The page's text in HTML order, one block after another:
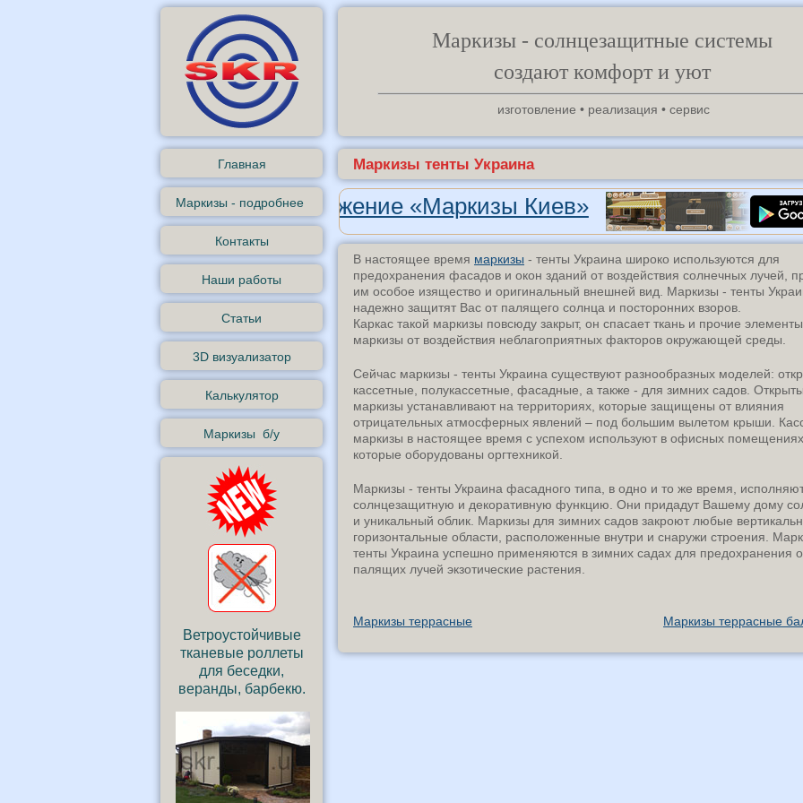
Маркизы - солнцезащитные системы
создают комфорт и уют
изготовление • реализация • сервис
Главная
Маркизы - подробнее
Контакты
Наши работы
Статьи
3D визуализатор
Калькулятор
Маркизы б/у
Ветроустойчивые
тканевые роллеты
для беседки,
веранды, барбекю.
Маркизы тенты Украина
Андроид-приложение «Маркизы Киев»
В настоящее время маркизы - тенты Украина широко используются для
предохранения фасадов и окон зданий от воздействия солнечных лучей,
им особое изящество и оригинальный внешней вид. Маркизы - тенты
надежно защитят Вас от палящего солнца и посторонних взоров.
Каркас такой маркизы повсюду закрыт, он спасает ткань и прочие элементы
маркизы от воздействия неблагоприятных факторов окружающей среды.
Сейчас маркизы - тенты Украина существуют разнообразных моделей:
кассетные, полукассетные, фасадные, а также - для зимних садов.
маркизы устанавливают на территориях, которые защищены от влияния
отрицательных атмосферных явлений – под большим вылетом крыши.
маркизы в настоящее время с успехом используют в офисных помещениях,
которые оборудованы оргтехникой.
Маркизы - тенты Украина фасадного типа, в одно и то же время,
солнцезащитную и декоративную функцию. Они придадут Вашему дому
и уникальный облик. Маркизы для зимних садов закроют любые
горизонтальные области, расположенные внутри и снаружи строения.
тенты Украина успешно применяются в зимних садах для предохранения
палящих лучей экзотические растения.
Маркизы террасные Маркизы террасные